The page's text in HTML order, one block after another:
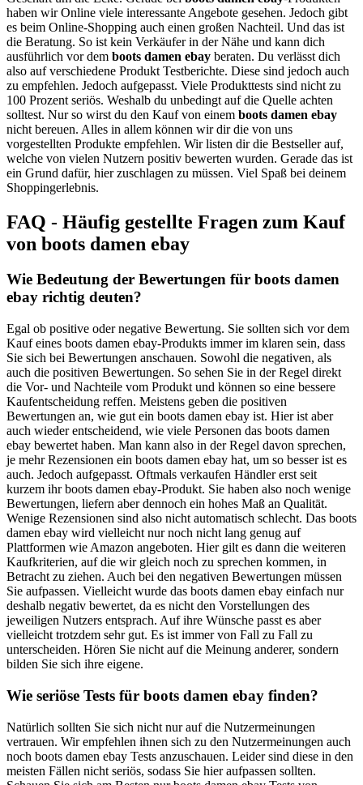
haben wir Online viele interessante Angebote gesehen. Jedoch gibt
es beim Online-Shopping auch einen großen Nachteil. Und das ist
die Beratung. So ist kein Verkäufer in der Nähe und kann dich
ausführlich vor dem boots damen ebay beraten. Du verlässt dich
also auf verschiedene Produkt Testberichte. Diese sind jedoch auch
zu empfehlen. Jedoch aufgepasst. Viele Produkttests sind nicht zu
100 Prozent seriös. Weshalb du unbedingt auf die Quelle achten
solltest. Nur so wirst du den Kauf von einem boots damen ebay
nicht bereuen. Alles in allem können wir dir die von uns
vorgestellten Produkte empfehlen. Wir listen dir die Bestseller auf,
welche von vielen Nutzern positiv bewerten wurden. Gerade das ist
ein Grund dafür, hier zuschlagen zu müssen. Viel Spaß bei deinem
Shoppingerlebnis.
FAQ - Häufig gestellte Fragen zum Kauf
von boots damen ebay
Wie Bedeutung der Bewertungen für boots damen
ebay richtig deuten?
Egal ob positive oder negative Bewertung. Sie sollten sich vor dem
Kauf eines boots damen ebay-Produkts immer im klaren sein, dass
Sie sich bei Bewertungen anschauen. Sowohl die negativen, als
auch die positiven Bewertungen. So sehen Sie in der Regel direkt
die Vor- und Nachteile vom Produkt und können so eine bessere
Kaufentscheidung reffen. Meistens geben die positiven
Bewertungen an, wie gut ein boots damen ebay ist. Hier ist aber
auch wieder entscheidend, wie viele Personen das boots damen
ebay bewertet haben. Man kann also in der Regel davon sprechen,
je mehr Rezensionen ein boots damen ebay hat, um so besser ist es
auch. Jedoch aufgepasst. Oftmals verkaufen Händler erst seit
kurzem ihr boots damen ebay-Produkt. Sie haben also noch wenige
Bewertungen, liefern aber dennoch ein hohes Maß an Qualität.
Wenige Rezensionen sind also nicht automatisch schlecht. Das boots
damen ebay wird vielleicht nur noch nicht lang genug auf
Plattformen wie Amazon angeboten. Hier gilt es dann die weiteren
Kaufkriterien, auf die wir gleich noch zu sprechen kommen, in
Betracht zu ziehen. Auch bei den negativen Bewertungen müssen
Sie aufpassen. Vielleicht wurde das boots damen ebay einfach nur
deshalb negativ bewertet, da es nicht den Vorstellungen des
jeweiligen Nutzers entsprach. Auf ihre Wünsche passt es aber
vielleicht trotzdem sehr gut. Es ist immer von Fall zu Fall zu
unterscheiden. Hören Sie nicht auf die Meinung anderer, sondern
bilden Sie sich ihre eigene.
Wie seriöse Tests für boots damen ebay finden?
Natürlich sollten Sie sich nicht nur auf die Nutzermeinungen
vertrauen. Wir empfehlen ihnen sich zu den Nutzermeinungen auch
noch boots damen ebay Tests anzuschauen. Leider sind diese in den
meisten Fällen nicht seriös, sodass Sie hier aufpassen sollten.